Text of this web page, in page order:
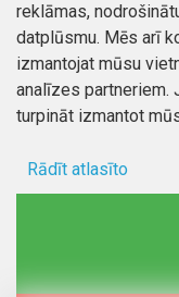
Mans profils
Mans profils
Pasūtījumi
Autortiesības ©
reklāmas,
datplūsmu. Mēs arī
izmantojat mūsu
analīzes partneriem.
turpināt izmantot
Rādīt atlasīto